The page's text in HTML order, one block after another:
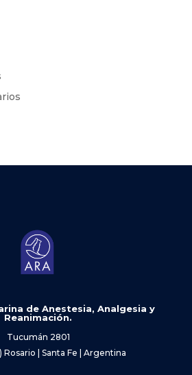
de Anestesia, Analgesia y
Reanimación.
Tucumán 2801
Rosario | Santa Fe | Argentina